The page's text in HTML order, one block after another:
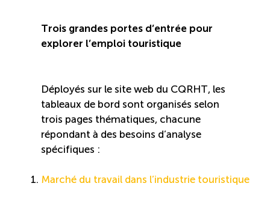
Initiatives
Diagnostic régional Nord-du-Québec
Programme de francisation pour les entreprises
touristiques
Valorisation des métiers et carrières en tourisme
Trois grandes portes d’entrée pour
explorer l’emploi touristique
Déployés sur le site web du CQRHT, les
tableaux de bord sont organisés selon
trois pages thématiques, chacune
répondant à des besoins d’analyse
spécifiques :
Marché du travail dans l’industrie touristique